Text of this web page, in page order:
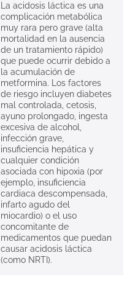
La acidosis láctica es una
complicación metabólica
muy rara pero grave (alta
mortalidad en la ausencia
de un tratamiento rápido)
que puede ocurrir debido a
la acumulación de
metformina. Los factores
de riesgo incluyen diabetes
mal controlada, cetosis,
ayuno prolongado, ingesta
excesiva de alcohol,
infección grave,
insuficiencia hepática y
cualquier condición
asociada con hipoxia (por
ejemplo, insuficiencia
cardiaca descompensada,
infarto agudo del
miocardio) o el uso
concomitante de
medicamentos que puedan
causar acidosis láctica
(como NRTI).